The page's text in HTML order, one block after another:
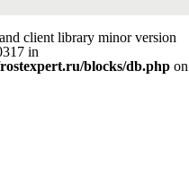
client library minor version
in
blocks/db.php on